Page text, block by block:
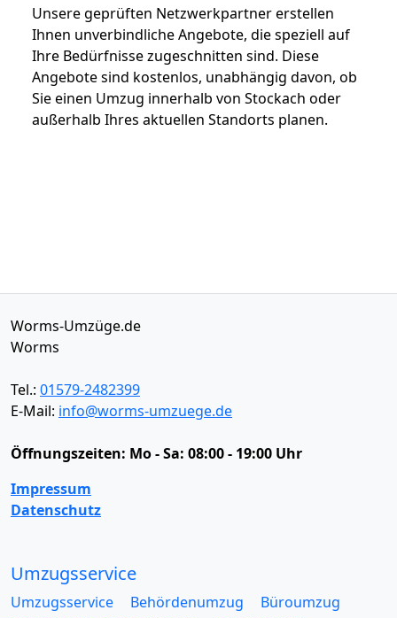
Unsere geprüften Netzwerkpartner erstellen
Ihnen unverbindliche Angebote, die speziell auf
Ihre Bedürfnisse zugeschnitten sind. Diese
Angebote sind kostenlos, unabhängig davon, ob
Sie einen Umzug innerhalb von Stockach oder
außerhalb Ihres aktuellen Standorts planen.
Worms-Umzüge.de
Worms
Tel.: 01579-2482399
E-Mail: info@worms-umzuege.de
Öffnungszeiten: Mo - Sa: 08:00 - 19:00 Uhr
Impressum
Datenschutz
Umzugsservice
Umzugsservice Behördenumzug
Büroumzug